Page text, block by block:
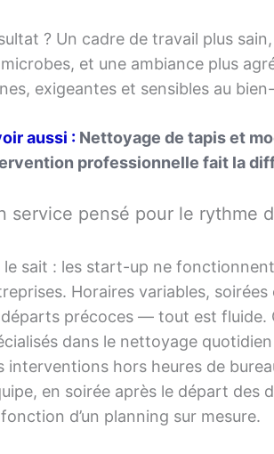
? Un cadre de travail plus
et une ambiance plus
exigeantes et sensibles au
aussi : Nettoyage de tapis et
professionnelle fait la
service pensé pour le rythme
le sait : les start-up ne
Horaires variables,
précoces — tout est fluide.
dans le nettoyage
interventions hors heures de
en soirée après le départ des
d’un planning sur mesure.